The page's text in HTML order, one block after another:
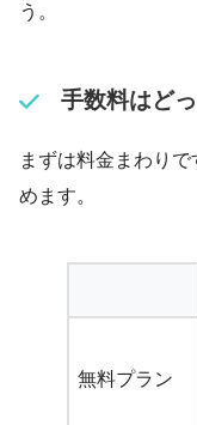
う。
手数料はど
まずは料金まわり
めます。
無料プラン